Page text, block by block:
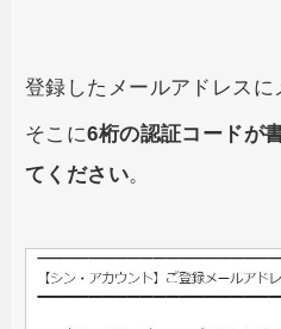
登録したメールアドレスに
そこに6桁の認証コードが
てください。